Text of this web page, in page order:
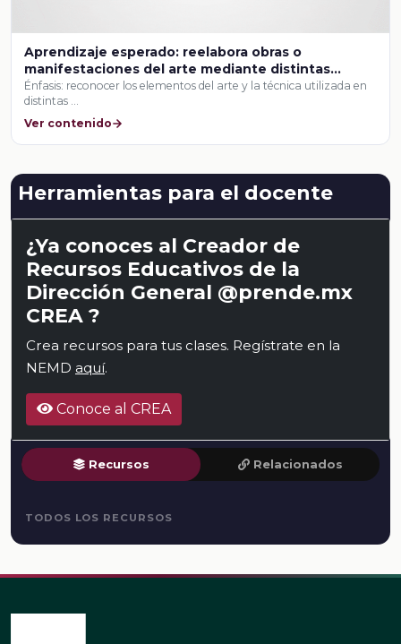
Aprendizaje esperado: reelabora obras o
manifestaciones del arte mediante distintas
técnicas de composición para crear y presentar
una producción artística interdisciplinaria con
sentido social.
Énfasis: reconocer los elementos del arte y la técnica utilizada en
distintas …
Ver contenido
Herramientas para el docente
¿Ya conoces al Creador de
Recursos Educativos de la
Dirección General @prende.mx
CREA ?
Crea recursos para tus clases. Regístrate en la
NEMD aquí.
Conoce al CREA
Recursos Relacionados
TODOS LOS RECURSOS